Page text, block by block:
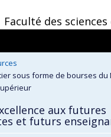
/Faculté des
sous forme de bourses du
aux futures
et futurs